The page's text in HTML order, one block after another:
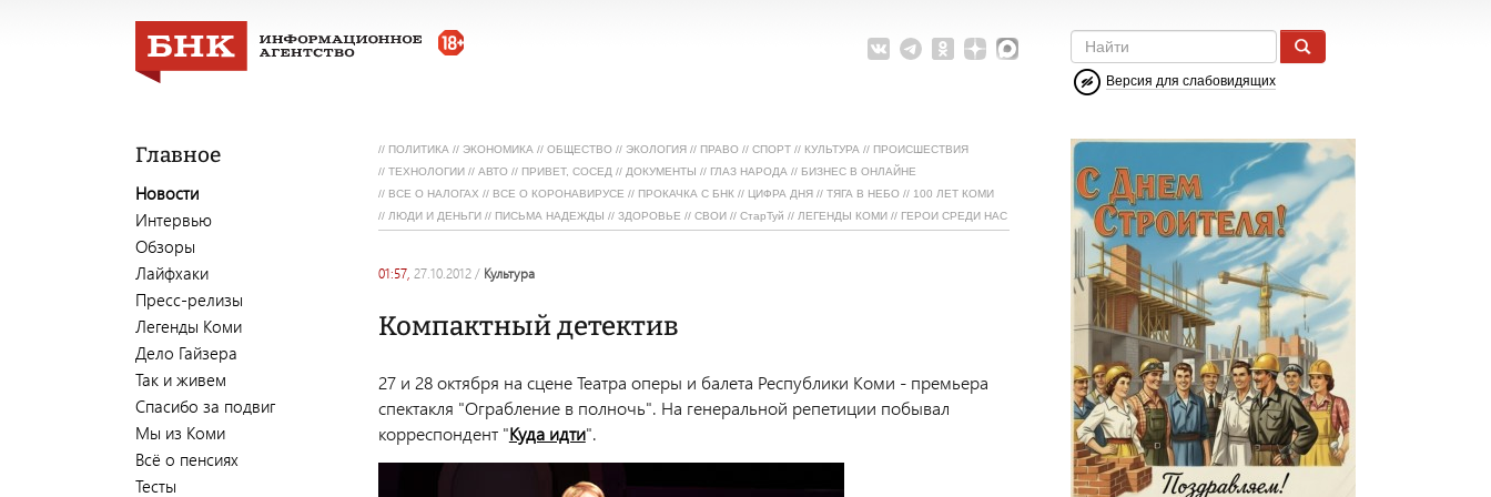
Версия для слабовидящих
Главное
Новости
Интервью
Обзоры
Лайфхаки
Пресс-релизы
Легенды Коми
Дело Гайзера
Так и живем
Спасибо за подвиг
Мы из Коми
Всё о пенсиях
Тесты
// ПОЛИТИКА // ЭКОНОМИКА // ОБЩЕСТВО // ЭКОЛОГИЯ // ПРАВО // СПОРТ // КУЛЬТУРА // ПРОИСШЕСТВИЯ
// ТЕХНОЛОГИИ // АВТО // ПРИВЕТ, СОСЕД // ДОКУМЕНТЫ // ГЛАЗ НАРОДА // БИЗНЕС В ОНЛАЙНЕ
// ВСЕ О НАЛОГАХ // ВСЕ О КОРОНАВИРУСЕ // ПРОКАЧКА С БНК // ЦИФРА ДНЯ // ТЯГА В НЕБО // 100 ЛЕТ КОМИ
// ЛЮДИ И ДЕНЬГИ // ПИСЬМА НАДЕЖДЫ // ЗДОРОВЬЕ // СВОИ // СтарТуй // ЛЕГЕНДЫ КОМИ // ГЕРОИ СРЕДИ НАС
01:57, 27.10.2012 / культура
Компактный детектив
27 и 28 октября на сцене Театра оперы и балета Республики Коми - премьера
спектакля "Ограбление в полночь". На генеральной репетиции побывал
корреспондент "Куда идти".